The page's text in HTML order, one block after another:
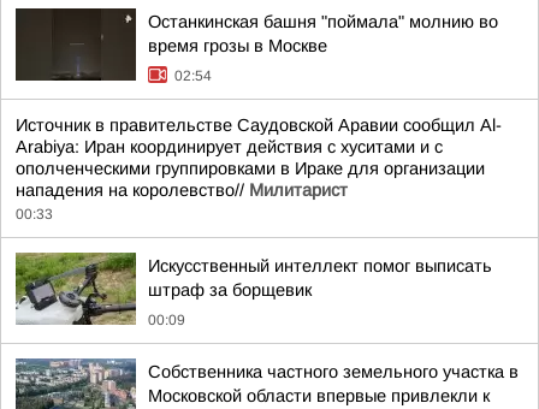
Останкинская башня "поймала" молнию во
время грозы в Москве
02:54
Источник в правительстве Саудовской Аравии сообщил Al-
Arabiya: Иран координирует действия с хуситами и с
ополченческими группировками в Ираке для организации
нападения на королевство// Милитарист
00:33
Искусственный интеллект помог выписать
штраф за борщевик
00:09
Собственника частного земельного участка в
Московской области впервые привлекли к